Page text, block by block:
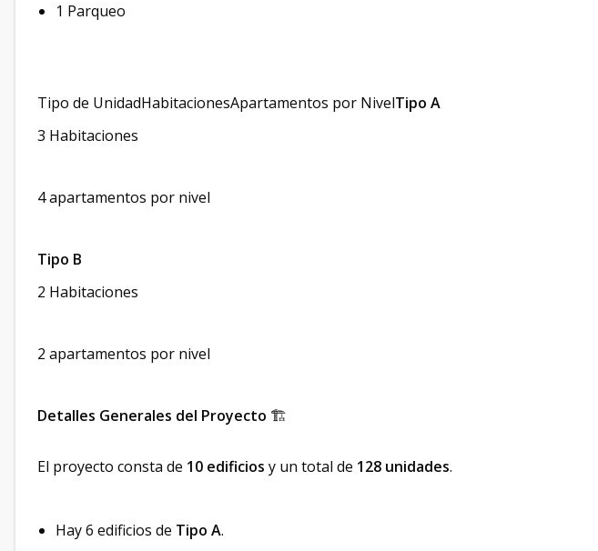
1 Parqueo
Tipo de UnidadHabitacionesApartamentos por NivelTipo A
3 Habitaciones
4 apartamentos por nivel
Tipo B
2 Habitaciones
2 apartamentos por nivel
Detalles Generales del Proyecto 🏗️
El proyecto consta de 10 edificios y un total de 128 unidades.
Hay 6 edificios de Tipo A.